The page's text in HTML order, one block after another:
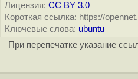
Лицензия: CC BY 3.0
Короткая ссылка: https://
Ключевые слова: ubuntu
При перепечатке указание